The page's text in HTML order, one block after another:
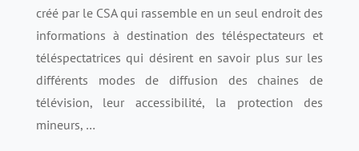
créé par le CSA qui rassemble en un seul endroit des
informations à destination des téléspectateurs et
téléspectatrices qui désirent en savoir plus sur les
différents modes de diffusion des chaines de
télévision, leur accessibilité, la protection des
mineurs, …